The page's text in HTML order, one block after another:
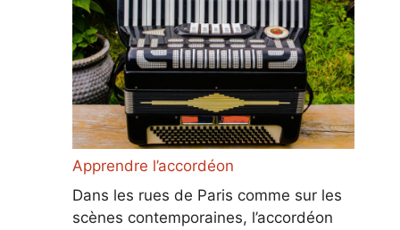
Apprendre l’accordéon
Dans les rues de Paris comme sur les
scènes contemporaines, l’accordéon